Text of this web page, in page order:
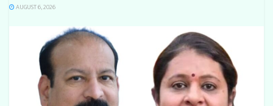
AUGUST 6, 2026